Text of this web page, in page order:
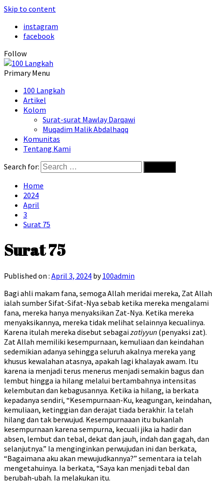
Skip to content
instagram
facebook
Follow
Primary Menu
100 Langkah
Artikel
Kolom
Surat-surat Mawlay Darqawi
Muqadim Malik Abdalhaqq
Komunitas
Tentang Kami
Search for:
Home
2024
April
3
Surat 75
Surat 75
Published on : April 3, 2024 by100admin
Bagi ahli makam fana, semoga Allah meridai mereka, Zat Allah
ialah sumber Sifat-Sifat-Nya sebab ketika mereka mengalami
fana, mereka hanya menyaksikan Zat-Nya. Ketika mereka
menyaksikannya, mereka tidak melihat selainnya kecualinya.
Karena itulah mereka disebut sebagaizatiyyun (penyaksi zat).
Zat Allah memiliki kesempurnaan, kemuliaan dan keindahan
sedemikian adanya sehingga seluruh akalnya mereka yang
khusus kewalahan atasnya, apakah lagi khalayak awam. Itu
karena ia menjadi terus menerus menjadi semakin bagus dan
lembut hingga ia hilang melalui bertambahnya intensitas
kelembutan dan kebagusannya. Ketika ia hilang, ia berkata
kepadanya sendiri, “Kesempurnaan-Ku, keagungan, keindahan,
kemuliaan, ketinggian dan derajat tiada berakhir. Ia telah
hilang dan tak berwujud. Kesempurnaaan itu bukanlah
kesempurnaan karena sempurna, kecuali jika ia hadir dan
absen, lembut dan tebal, dekat dan jauh, indah dan gagah, dan
selanjutnya.” Ia menginginkan perwujudan ini dan berkata,
“Bagaimana aku akan mewujudkannya?” sementara ia telah
mengetahuinya. Ia berkata, “Saya kan menjadi tebal dan
berubah-ubah. Ia melakukan itu.